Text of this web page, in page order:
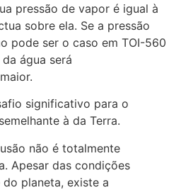
pressão de vapor é igual à
sobre ela. Se a pressão
pode ser o caso em TOI-560
água será
significativo para o
à da Terra.
não é totalmente
Apesar das condições
planeta, existe a